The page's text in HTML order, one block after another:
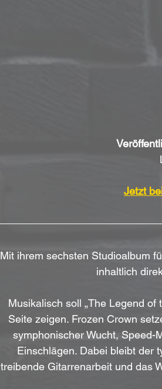
Jetzt
Mit ihrem sechsten Studioalbum
inhaltlich
Musikalisch soll „The Legend
Seite zeigen. Frozen Crown
symphonischer Wucht, Speed-
Einschlägen. Dabei bleibt der
treibende Gitarrenarbeit und das